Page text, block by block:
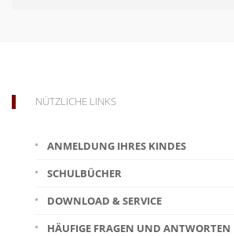
NÜTZLICHE LINKS
ANMELDUNG IHRES KINDES
SCHULBÜCHER
DOWNLOAD & SERVICE
HÄUFIGE FRAGEN UND ANTWORTEN